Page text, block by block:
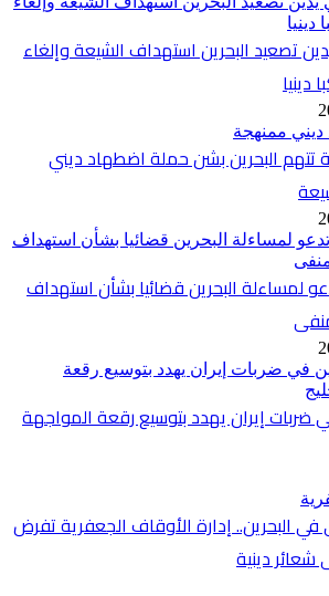
تصعيد البحرين استهداف الشيعة وإلغاء
البحرين بشن حملة اضطهاد ديني
لمساءلة البحرين قضائيا بشأن استهداف
ضربات إيران يهدد بتوسيع رقعة المواجهة
في البحرين.. إدارة الأوقاف الجعفرية تفرض
دينية